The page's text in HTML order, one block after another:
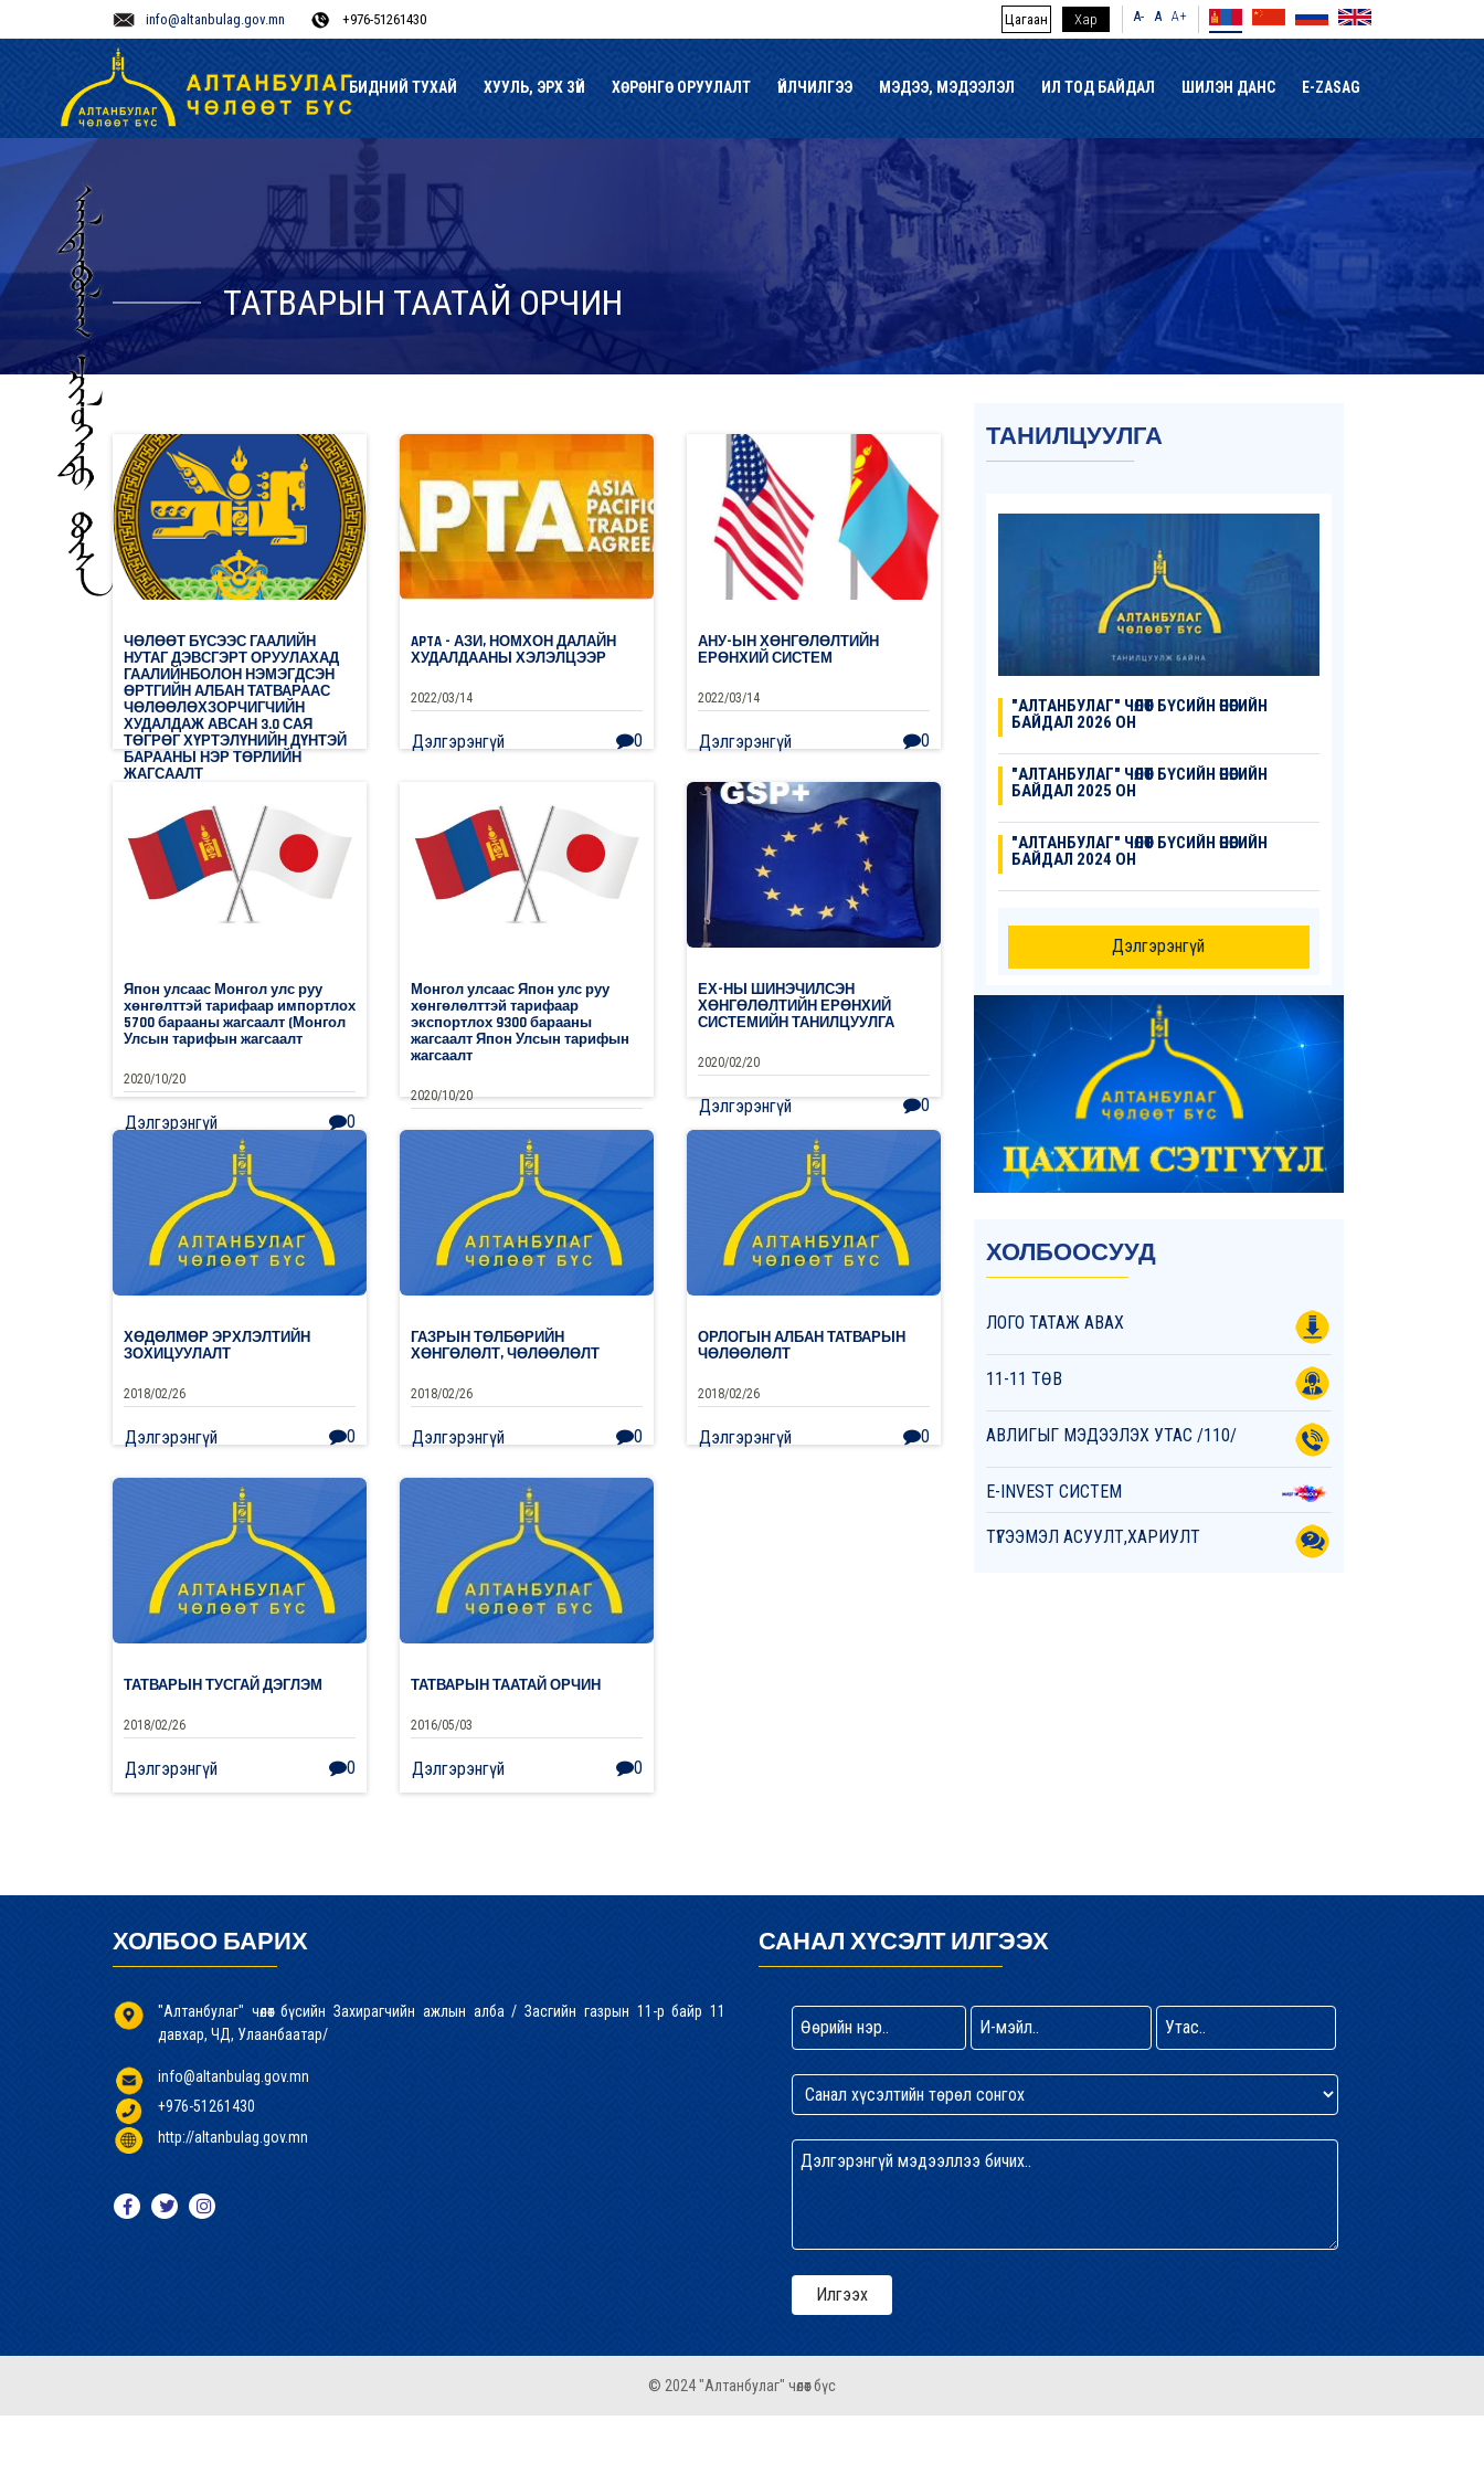
info@altanbulag.gov.mn +976-51261430 Цагаан Хар A- A A+
БИДНИЙ ТУХАЙ ХУУЛЬ, ЭРХ ЗҮЙ ХӨРӨНГӨ ОРУУЛАЛТ ҮЙЛЧИЛГЭЭ МЭДЭЭ, МЭДЭЭЛЭЛ ИЛ ТОД БАЙДАЛ ШИЛЭН ДАНС E-ZASAG
ТАТВАРЫН ТААТАЙ ОРЧИН
ТАНИЛЦУУЛГА
"АЛТАНБУЛАГ" ЧӨЛӨӨТ БҮСИЙН ӨНӨӨГИЙН
БАЙДАЛ 2026 ОН
"АЛТАНБУЛАГ" ЧӨЛӨӨТ БҮСИЙН ӨНӨӨГИЙН
БАЙДАЛ 2025 ОН
"АЛТАНБУЛАГ" ЧӨЛӨӨТ БҮСИЙН ӨНӨӨГИЙН
БАЙДАЛ 2024 ОН
Дэлгэрэнгүй
ХОЛБООСУУД
ЛОГО ТАТАЖ АВАХ
11-11 ТӨВ
АВЛИГЫГ МЭДЭЭЛЭХ УТАС /110/
E-INVEST СИСТЕМ
ТҮГЭЭМЭЛ АСУУЛТ,ХАРИУЛТ
ЧӨЛӨӨТ БҮСЭЭС ГААЛИЙН
НУТАГ ДЭВСГЭРТ ОРУУЛАХАД
ГААЛИЙНБОЛОН НЭМЭГДСЭН
ӨРТГИЙН АЛБАН ТАТВАРААС
ЧӨЛӨӨЛӨХЗОРЧИГЧИЙН
ХУДАЛДАЖ АВСАН 3.0 САЯ
ТӨГРӨГ ХҮРТЭЛҮНИЙН ДҮНТЭЙ
БАРААНЫ НЭР ТӨРЛИЙН
ЖАГСААЛТ
2022/03/14
Дэлгэрэнгүй 0
APTA - АЗИ, НОМХОН ДАЛАЙН
ХУДАЛДААНЫ ХЭЛЭЛЦЭЭР
2022/03/14
Дэлгэрэнгүй 0
АНУ-ЫН ХӨНГӨЛӨЛТИЙН
ЕРӨНХИЙ СИСТЕМ
2022/03/14
Дэлгэрэнгүй 0
Япон улсаас Монгол улс руу
хөнгөлттэй тарифаар импортлох
5700 барааны жагсаалт (Монгол
Улсын тарифын жагсаалт
2020/10/20
Дэлгэрэнгүй 0
Монгол улсаас Япон улс руу
хөнгөлөлттэй тарифаар
экспортлох 9300 барааны
жагсаалт Япон Улсын тарифын
жагсаалт
2020/10/20
ЕХ-НЫ ШИНЭЧИЛСЭН
ХӨНГӨЛӨЛТИЙН ЕРӨНХИЙ
СИСТЕМИЙН ТАНИЛЦУУЛГА
2020/02/20
Дэлгэрэнгүй 0
ХӨДӨЛМӨР ЭРХЛЭЛТИЙН
ЗОХИЦУУЛАЛТ
2018/02/26
Дэлгэрэнгүй 0
ГАЗРЫН ТӨЛБӨРИЙН
ХӨНГӨЛӨЛТ, ЧӨЛӨӨЛӨЛТ
2018/02/26
Дэлгэрэнгүй 0
ОРЛОГЫН АЛБАН ТАТВАРЫН
ЧӨЛӨӨЛӨЛТ
2018/02/26
Дэлгэрэнгүй 0
ТАТВАРЫН ТУСГАЙ ДЭГЛЭМ
2018/02/26
Дэлгэрэнгүй 0
ТАТВАРЫН ТААТАЙ ОРЧИН
2016/05/03
Дэлгэрэнгүй 0
ХОЛБОО БАРИХ
"Алтанбулаг" чөлөөт бүсийн Захирагчийн ажлын алба / Засгийн газрын 11-р байр 11
давхар, ЧД, Улаанбаатар/
info@altanbulag.gov.mn
+976-51261430
http://altanbulag.gov.mn
САНАЛ ХҮСЭЛТ ИЛГЭЭХ
© 2024 "Алтанбулаг" чөлөөт бүс